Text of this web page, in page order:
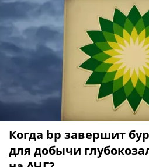
Когда bp завершит
для добычи